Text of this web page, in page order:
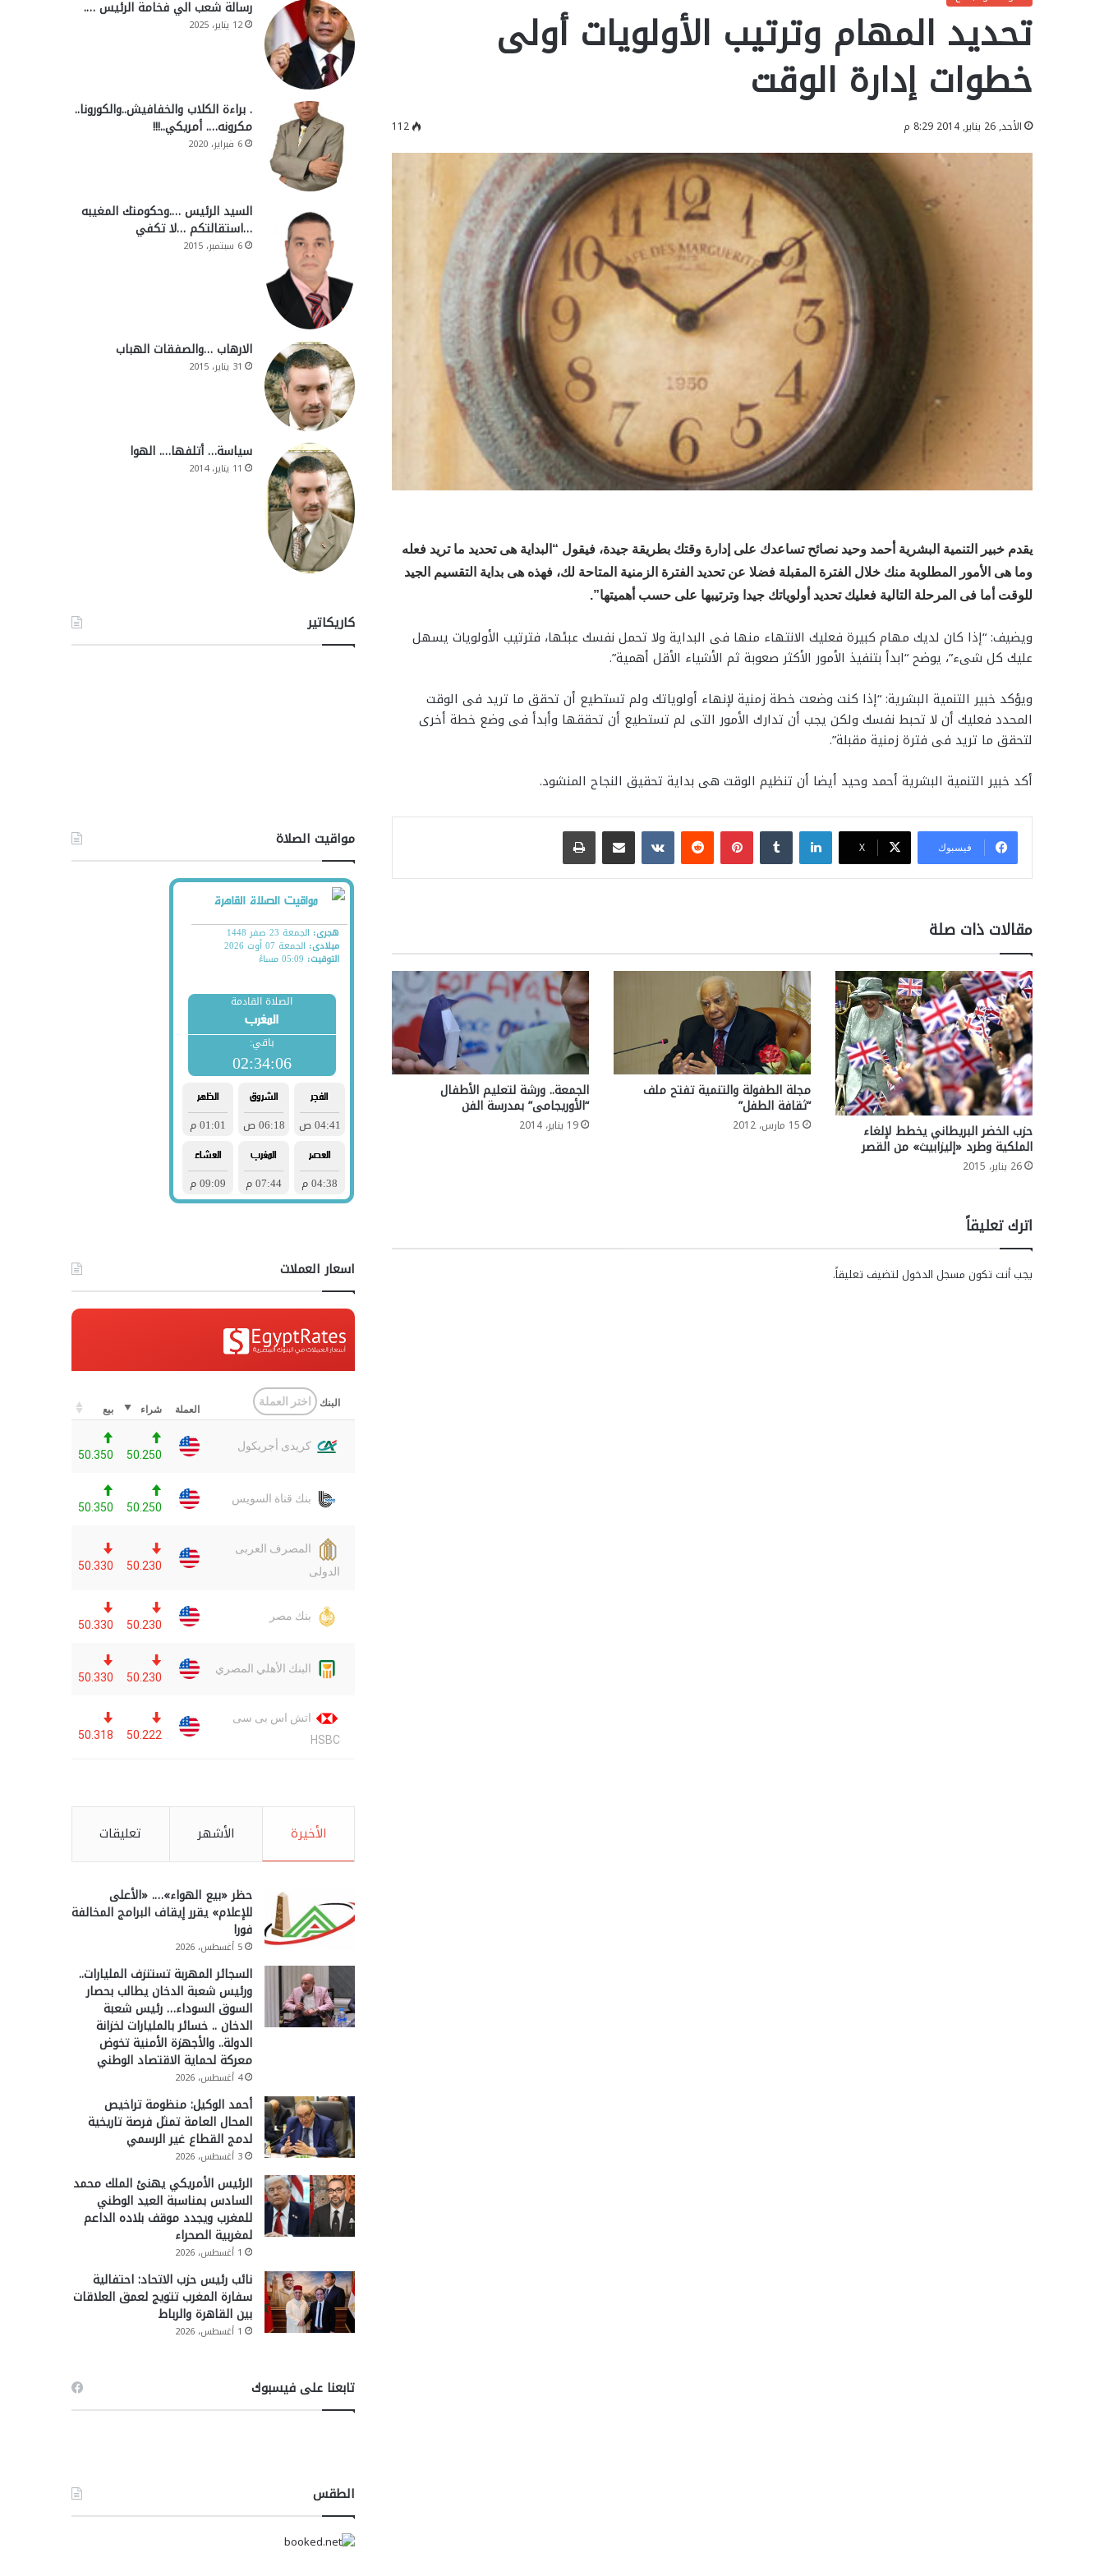
تحديد المهام وترتيب الأولويات أولى
خطوات إدارة الوقت
الأحد, 26 يناير, 2014 8:29 م 112
يقدم خبير التنمية البشرية أحمد وحيد نصائح تساعدك على إدارة وقتك بطريقة جيدة، فيقول “البداية هى تحديد ما تريد فعله
وما هى الأمور المطلوبة منك خلال الفترة المقبلة فضلا عن تحديد الفترة الزمنية المتاحة لك، فهذه هى بداية التقسيم الجيد
للوقت أما فى المرحلة التالية فعليك تحديد أولوياتك جيدا وترتيبها على حسب أهميتها”.
ويضيف: “إذا كان لديك مهام كبيرة فعليك الانتهاء منها فى البداية ولا تحمل نفسك عبئها، فترتيب الأولويات يسهل
عليك كل شىء”، يوضح “ابدأ بتنفيذ الأمور الأكثر صعوبة ثم الأشياء الأقل أهمية”.
ويؤكد خبير التنمية البشرية: “إذا كنت وضعت خطة زمنية لإنهاء أولوياتك ولم تستطيع أن تحقق ما تريد فى الوقت
المحدد فعليك أن لا تحبط نفسك ولكن يجب أن تدارك الأمور التى لم تستطيع أن تحققها وأبدأ فى وضع خطة أخرى
لتحقق ما تريد فى فترة زمنية مقبلة”.
أكد خبير التنمية البشرية أحمد وحيد أيضا أن تنظيم الوقت هى بداية تحقيق النجاح المنشود.
فيسبوك ‫X
لينكدإن بينتيريست مشاركة عبر البريد طباعة
مقالات ذات صلة
حزب الخضر البريطاني يخطط لإلغاء
الملكية وطرد «إليزابيث» من القصر
26 يناير، 2015
مجلة الطفولة والتنمية تفتح ملف
“ثقافة الطفل”
15 مارس، 2012
الجمعة.. ورشة لتعليم الأطفال
“الأوريجامى” بمدرسة الفن
19 يناير، 2014
اترك تعليقاً
يجب أنت تكون مسجل الدخول لتضيف تعليقاً.
رسالة شعب الي فخامة الرئيس ….
12 يناير، 2025
. براءة الكلاب والخفافيش..والكورونا..
مكرونه…. أمريكي..!!!
6 فبراير، 2020
السيد الرئيس ….وحكومتك المغيبه
…استقالتكم …لا تكفي
6 سبتمبر، 2015
الارهاب …والصفقات الهباب
31 يناير، 2015
سياسة… أتلفها…. الهوا
11 يناير، 2014
كاريكاتير
مواقيت الصلاة
اسعار العملات
الأخيرة الأشهر تعليقات
حظر «بيع الهواء»…. «الأعلى
للإعلام» يقرر إيقاف البرامج المخالفة
فورا
5 أغسطس، 2026
السجائر المهربة تستنزف المليارات..
ورئيس شعبة الدخان يطالب بحصار
السوق السوداء… رئيس شعبة
الدخان .. خسائر بالمليارات لخزانة
الدولة.. والأجهزة الأمنية تخوض
معركة لحماية الاقتصاد الوطني
4 أغسطس، 2026
أحمد الوكيل: منظومة تراخيص
المحال العامة تمثل فرصة تاريخية
لدمج القطاع غير الرسمي
3 أغسطس، 2026
الرئيس الأمريكي يهنئ الملك محمد
السادس بمناسبة العيد الوطني
للمغرب ويجدد موقف بلاده الداعم
لمغربية الصحراء
1 أغسطس، 2026
نائب رئيس حزب الاتحاد: احتفالية
سفارة المغرب تتويج لعمق العلاقات
بين القاهرة والرباط
1 أغسطس، 2026
تابعنا على فيسبوك
الطقس